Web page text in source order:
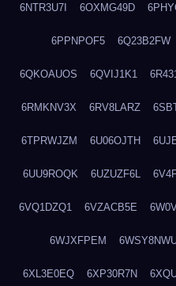
6NTR3U7I 6OXMG49D
6PPNPOF5 6Q23B2FW
6QKOAUOS 6QVIJ1K1
6RMKNV3X 6RV8LARZ
6TPRWJZM 6U06OJTH
6UU9ROQK 6UZUZF6L
6VQ1DZQ1 6VZACB5E
6WJXFPEM
6XL3E0EQ 6XP30R7N